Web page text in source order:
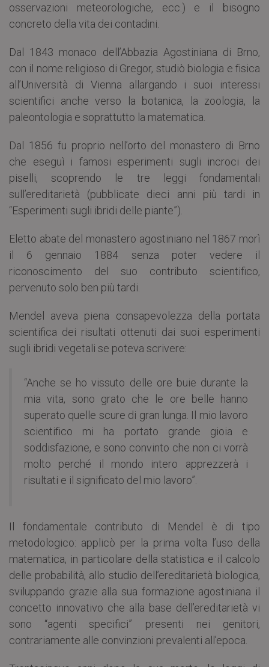
osservazioni meteorologiche, ecc.) e il bisogno
concreto della vita dei contadini.
Dal 1843 monaco dell’Abbazia Agostiniana di Brno,
con il nome religioso di Gregor, studiò biologia e fisica
all’Università di Vienna allargando i suoi interessi
scientifici anche verso la botanica, la zoologia, la
paleontologia e soprattutto la matematica.
Dal 1856 fu proprio nell’orto del monastero di Brno
che eseguì i famosi esperimenti sugli incroci dei
piselli, scoprendo le tre leggi fondamentali
sull’ereditarietà (pubblicate dieci anni più tardi in
“Esperimenti sugli ibridi delle piante”).
Eletto abate del monastero agostiniano nel 1867 morì
il 6 gennaio 1884 senza poter vedere il
riconoscimento del suo contributo scientifico,
pervenuto solo ben più tardi.
Mendel aveva piena consapevolezza della portata
scientifica dei risultati ottenuti dai suoi esperimenti
sugli ibridi vegetali se poteva scrivere:
“Anche se ho vissuto delle ore buie durante la
mia vita, sono grato che le ore belle hanno
superato quelle scure di gran lunga. Il mio lavoro
scientifico mi ha portato grande gioia e
soddisfazione, e sono convinto che non ci vorrà
molto perché il mondo intero apprezzerà i
risultati e il significato del mio lavoro”.
Il fondamentale contributo di Mendel è di tipo
metodologico: applicò per la prima volta l’uso della
matematica, in particolare della statistica e il calcolo
delle probabilità, allo studio dell’ereditarietà biologica,
sviluppando grazie alla sua formazione agostiniana il
concetto innovativo che alla base dell’ereditarietà vi
sono “agenti specifici” presenti nei genitori,
contrariamente alle convinzioni prevalenti all’epoca.